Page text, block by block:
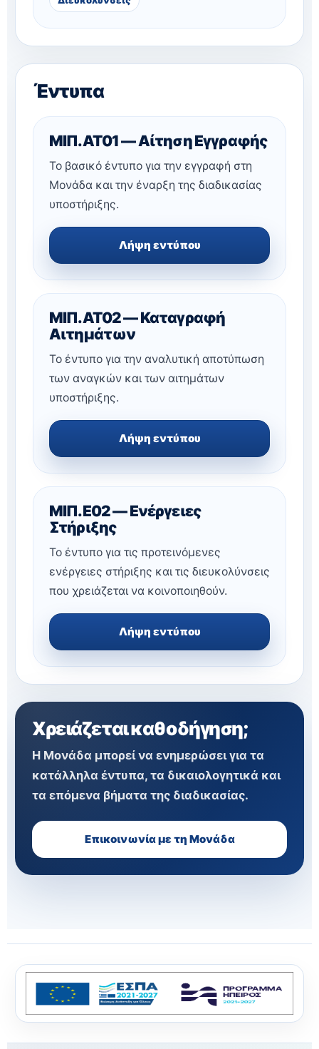
Έντυπα
ΜΙΠ.ΑΤ01 — Αίτηση Εγγραφής
Το βασικό έντυπο για την εγγραφή στη
Μονάδα και την έναρξη της διαδικασίας
υποστήριξης.
Λήψη εντύπου
ΜΙΠ.ΑΤ02 — Καταγραφή
Αιτημάτων
Το έντυπο για την αναλυτική αποτύπωση
των αναγκών και των αιτημάτων
υποστήριξης.
Λήψη εντύπου
ΜΙΠ.Ε02 — Ενέργειες
Στήριξης
Το έντυπο για τις προτεινόμενες
ενέργειες στήριξης και τις διευκολύνσεις
που χρειάζεται να κοινοποιηθούν.
Λήψη εντύπου
Χρειάζεται καθοδήγηση;
Η Μονάδα μπορεί να ενημερώσει για τα
κατάλληλα έντυπα, τα δικαιολογητικά και
τα επόμενα βήματα της διαδικασίας.
Επικοινωνία με τη Μονάδα